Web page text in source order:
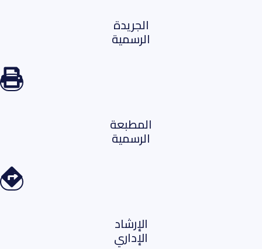
الجريدة
الرسمية
المطبعة
الرسمية
الإرشاد
الإداري